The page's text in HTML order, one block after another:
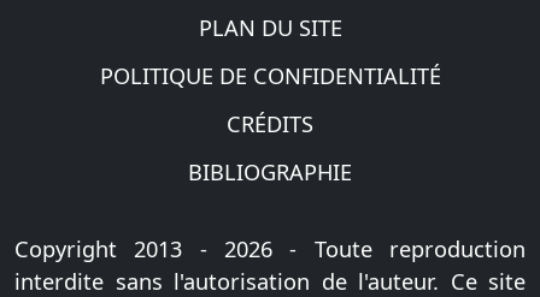
PLAN DU SITE
POLITIQUE DE CONFIDENTIALITÉ
CRÉDITS
BIBLIOGRAPHIE
Copyright 2013 - 2026 - Toute reproduction
interdite sans l'autorisation de l'auteur. Ce site